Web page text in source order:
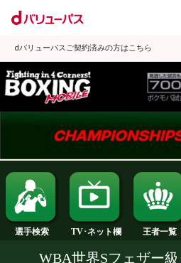
dバリューパスご契約済みの方はこちら